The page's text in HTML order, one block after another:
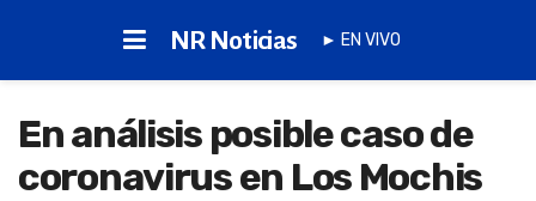
NR Noticias ► EN VIVO
En análisis posible caso de
coronavirus en Los Mochis